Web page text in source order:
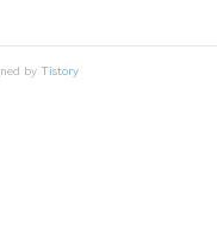
을 추가하
byTistory